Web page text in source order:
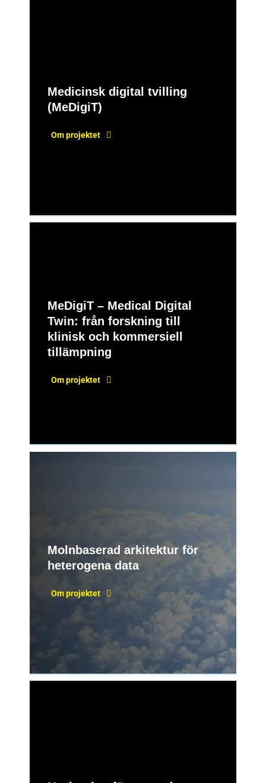
Medicinsk digital tvilling
(MeDigiT)
Om projektet
MeDigiT – Medical Digital
Twin: från forskning till
klinisk och kommersiell
tillämpning
Om projektet
Molnbaserad arkitektur för
heterogena data
Om projektet